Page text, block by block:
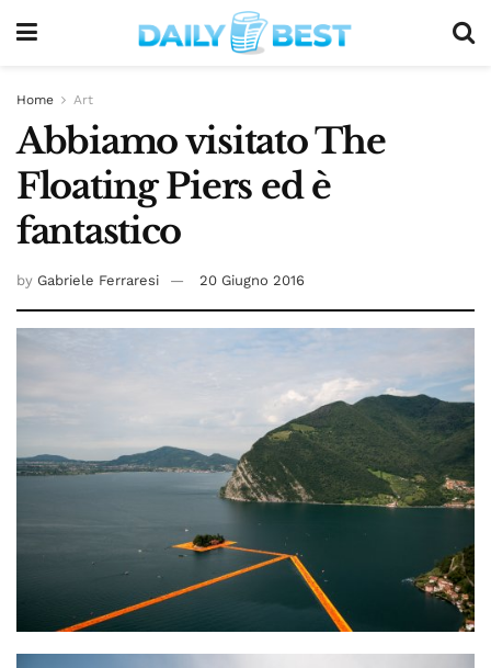
Home Art
Abbiamo visitato The
Floating Piers ed è
fantastico
by Gabriele Ferraresi 20 Giugno 2016